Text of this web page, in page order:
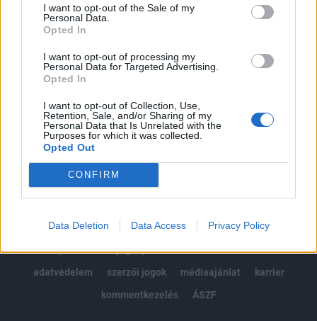
I want to opt-out of the Sale of my
Personal Data.
Opted In
I want to opt-out of processing my
Personal Data for Targeted Advertising.
Opted In
I want to opt-out of Collection, Use,
Retention, Sale, and/or Sharing of my
Personal Data that Is Unrelated with the
Purposes for which it was collected.
Opted Out
CONFIRM
Data Deletion Data Access Privacy Policy
Kötéslisták: BÉT elmúlt 2 év napon belüli
kötéslistái
Előfizetés
MÁR ELŐFIZETŐNK VAGY?BEJELENTKEZÉS
© 2026 Portfolio
impresszum
jogi nyilatkozat
süti beállítások
adatvédelem
szerzői jogok médiaajánlat
karrier
kommentkezelés
ÁSZF